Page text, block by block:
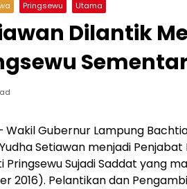
Pringsewu Utama
Dilantik
Wakil Gubernur Lampung
Setiawan menjadi Penjabat
Sujadi Saddat yang
2016). Pelantikan dan